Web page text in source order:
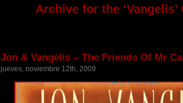
Archive for the ‘Vangelis’
Jon & Vangelis – The Friends Of Mr
jueves, noviembre 12th, 2009